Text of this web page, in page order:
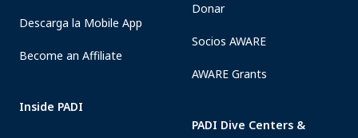
Descarga la Mobile App
Become an Affiliate
Inside PADI
Donar
Socios AWARE
AWARE Grants
PADI Dive Centers &